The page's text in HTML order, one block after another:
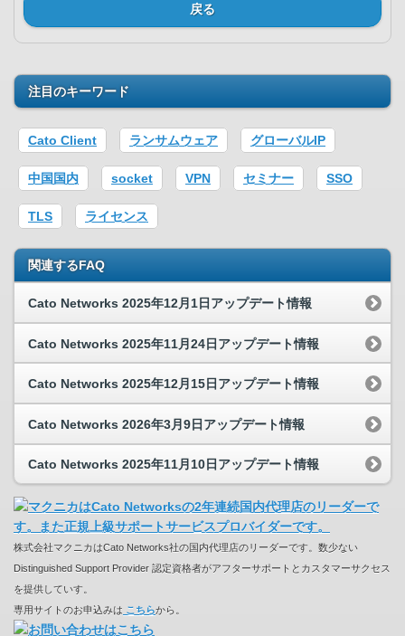
戻る
注目のキーワード
Cato Client ランサムウェア グローバルIP
中国国内 socket VPN セミナー SSO
TLS ライセンス
関連するFAQ
Cato Networks 2025年12月1日アップデート情報
Cato Networks 2025年11月24日アップデート情報
Cato Networks 2025年12月15日アップデート情報
Cato Networks 2026年3月9日アップデート情報
Cato Networks 2025年11月10日アップデート情報
株式会社マクニカはCato Networks社の国内代理店のリーダーです。数少ない
Distinguished Support Provider 認定資格者がアフターサポートとカスタマーサクセス
を提供していす。
専用サイトのお申込みは こちらから。